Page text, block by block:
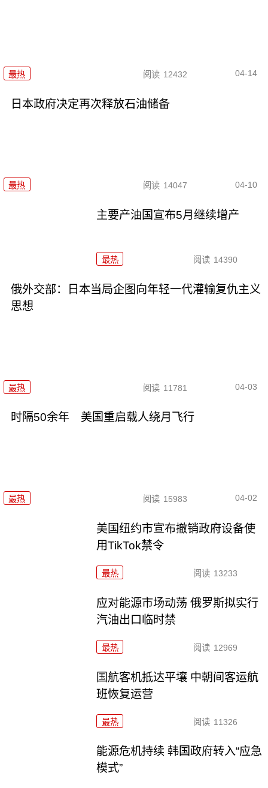
最热 阅读 12432 04-14
日本政府决定再次释放石油储备
最热 阅读 14047 04-10
主要产油国宣布5月继续增产
最热 阅读 14390
俄外交部：日本当局企图向年轻一代灌输复仇主义
思想
最热 阅读 11781 04-03
时隔50余年 美国重启载人绕月飞行
最热 阅读 15983 04-02
美国纽约市宣布撤销政府设备使
用TikTok禁令
最热 阅读 13233
应对能源市场动荡 俄罗斯拟实行
汽油出口临时禁
最热 阅读 12969
国航客机抵达平壤 中朝间客运航
班恢复运营
最热 阅读 11326
能源危机持续 韩国政府转入“应急
模式”